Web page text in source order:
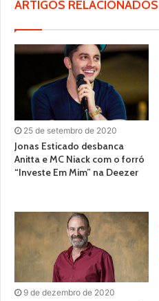
ARTIGOS RELACIONADOS
25 de setembro de 2020
Jonas Esticado desbanca
Anitta e MC Niack com o forró
“Investe Em Mim” na Deezer
9 de dezembro de 2020